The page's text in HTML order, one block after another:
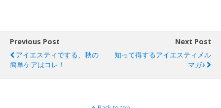
Previous Post
アイエスティでする、秋の
簡単ケアはコレ！
Next Post
知って得するアイエスティメル
マガ♪